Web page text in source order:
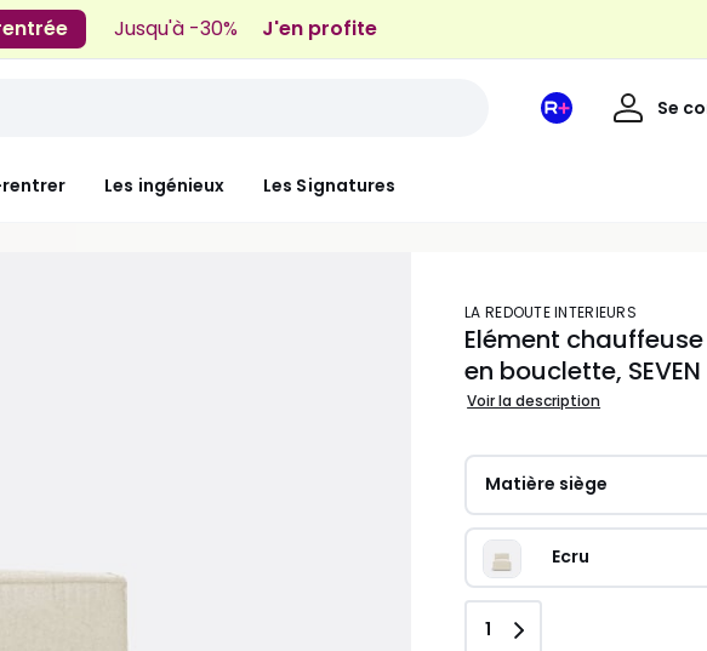
Jusqu'à -30% J'en profite
Les ingénieux Les Signatures
Votre
Se
LA REDOUTE INTERIEURS
Elément
en bouclette, SEVEN
Voir la description
Matière siège
Ecru
Quantité
1